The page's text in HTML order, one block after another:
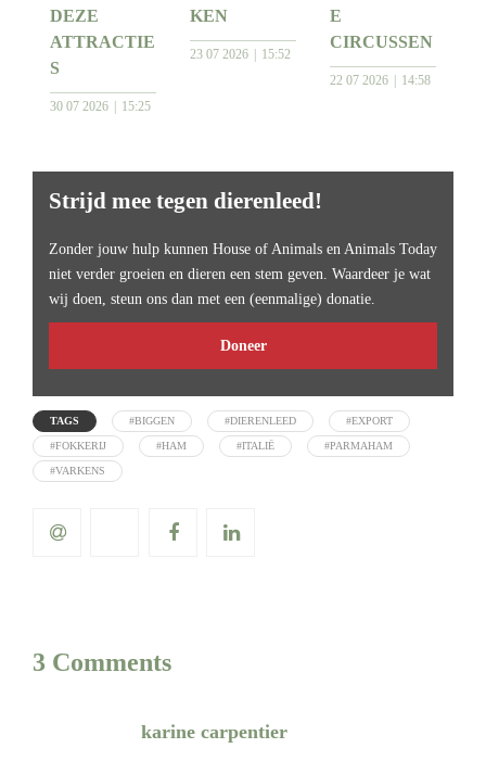
DEZE
ATTRACTIE
S
30 07 2026 15:25
KEN
23 07 2026 15:52
E
CIRCUSSEN
22 07 2026 14:58
Strijd mee tegen dierenleed!
Zonder jouw hulp kunnen House of Animals en Animals Today
niet verder groeien en dieren een stem geven. Waardeer je wat
wij doen, steun ons dan met een (eenmalige) donatie.
Doneer
TAGS #BIGGEN #DIERENLEED #EXPORT
#FOKKERIJ #HAM #ITALIË #PARMAHAM
#VARKENS
3 Comments
karine carpentier